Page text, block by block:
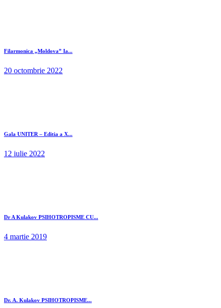
Filarmonica „Moldova” Ia...
20 octombrie 2022
Gala UNITER – Editia a X...
12 iulie 2022
Dr A Kulakov PSIHOTROPISME CU...
4 martie 2019
Dr. A. Kulakov PSIHOTROPISME...